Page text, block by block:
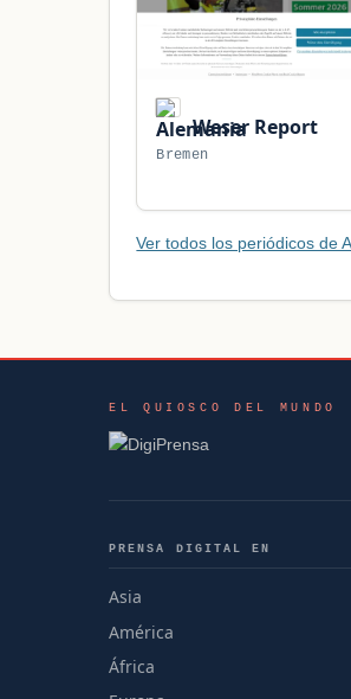
Weser Report
Bremen
Ver todos los periódicos de
EL QUIOSCO DEL MUNDO
PRENSA DIGITAL EN
Asia
América
África